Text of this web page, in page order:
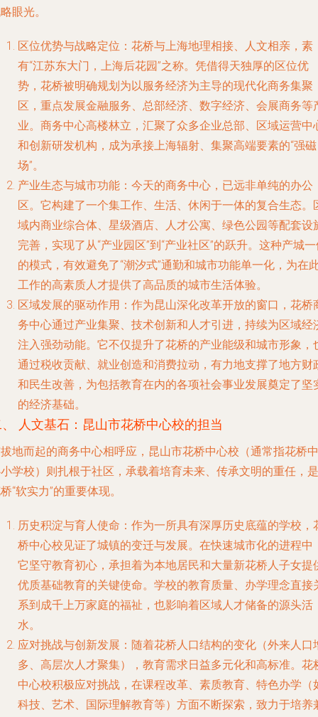
眼光。
区位优势与战略定位 ：花桥与上海地理相接、人文相亲，素
有“江苏东大门，上海后花园”之称。凭借得天独厚的区位优
势，花桥被明确规划为以服务经济为主导的现代化商务集聚
区，重点发展金融服务、总部经济、数字经济、会展商务等
业。商务中心高楼林立，汇聚了众多企业总部、区域运营中
和创新研发机构，成为承接上海辐射、集聚高端要素的“强磁
场”。
产业生态与城市功能 ：今天的商务中心，已远非单纯的办公
区。它构建了一个集工作、生活、休闲于一体的复合生态。
域内商业综合体、星级酒店、人才公寓、绿色公园等配套设
完善，实现了从“产业园区”到“产业社区”的跃升。这种产城
的模式，有效避免了“潮汐式”通勤和城市功能单一化，为在
工作的高素质人才提供了高品质的城市生活体验。
区域发展的驱动作用 ：作为昆山深化改革开放的窗口，花桥
务中心通过产业集聚、技术创新和人才引进，持续为区域经
注入强劲动能。它不仅提升了花桥的产业能级和城市形象，
通过税收贡献、就业创造和消费拉动，有力地支撑了地方财
和民生改善，为包括教育在内的各项社会事业发展奠定了坚
的经济基础。
人文基石：昆山市花桥中心校的担当
地而起的商务中心相呼应，昆山市花桥中心校（通常指花桥中
学校）则扎根于社区，承载着培育未来、传承文明的重任，是
“软实力”的重要体现。
历史积淀与育人使命 ：作为一所具有深厚历史底蕴的学校，
桥中心校见证了城镇的变迁与发展。在快速城市化的进程中
它坚守教育初心，承担着为本地居民和大量新花桥人子女提
优质基础教育的关键使命。学校的教育质量、办学理念直接
系到成千上万家庭的福祉，也影响着区域人才储备的源头活
水。
应对挑战与创新发展 ：随着花桥人口结构的变化（外来人口
多、高层次人才聚集），教育需求日益多元化和高标准。花
中心校积极应对挑战，在课程改革、素质教育、特色办学（
科技、艺术、国际理解教育等）方面不断探索，致力于培养